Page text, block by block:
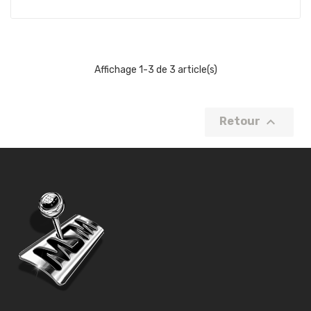
Affichage 1-3 de 3 article(s)
Retour 